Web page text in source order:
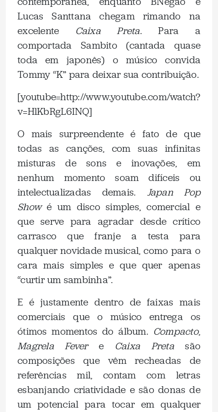
Lucas Santtana chegam rimando na
excelente Caixa Preta. Para a
comportada Sambito (cantada quase
toda em japonês) o músico convida
Tommy “K” para deixar sua contribuição.
[youtube=http://www.youtube.com/watch?
v=HlKbRgL6INQ]
O mais surpreendente é fato de que
todas as canções, com suas infinitas
misturas de sons e inovações, em
nenhum momento soam difíceis ou
intelectualizadas demais. Japan Pop
Showé um disco simples, comercial e
que serve para agradar desde crítico
carrasco que franje a testa para
qualquer novidade musical, como para o
cara mais simples e que quer apenas
“curtir um sambinha”.
E é justamente dentro de faixas mais
comerciais que o músico entrega os
ótimos momentos do álbum. Compacto,
Magrela Fevere Caixa Pretasão
composições que vêm recheadas de
referências mil, contam com letras
esbanjando criatividade e são donas de
um potencial para tocar em qualquer